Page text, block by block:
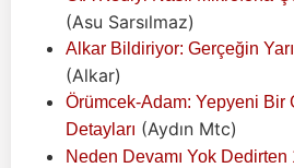
(Asu Sarsılmaz)
Alkar Bildiriyor: Gerçeğin
(Alkar)
Örümcek-Adam: Yepyeni Bir
Detayları (Aydın Mtc)
Neden Devamı Yok